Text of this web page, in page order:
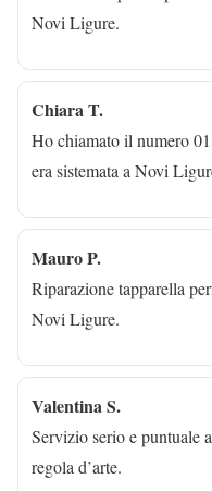
Novi Ligure.
Chiara T.
Ho chiamato il numero
era sistemata a Novi
Mauro P.
Riparazione tapparella
Novi Ligure.
Valentina S.
Servizio serio e puntuale
regola d’arte.